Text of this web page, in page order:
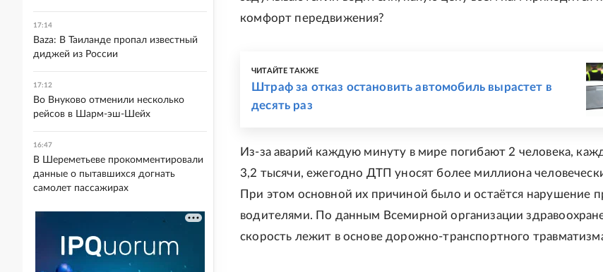
комфорт передвижения?
ЧИТАЙТЕ ТАКЖЕ
Штраф за отказ остановить автомобиль вырастет в
десять раз
Из-за аварий каждую минуту в мире погибают 2 человека,
3,2 тысячи, ежегодно ДТП уносят более миллиона
При этом основной их причиной было и остаётся нарушение
водителями. По данным Всемирной организации
скорость лежит в основе дорожно-транспортного
17:14
Baza: В Таиланде пропал известный
диджей из России
17:12
Во Внуково отменили несколько
рейсов в Шарм-эш-Шейх
16:47
В Шереметьеве прокомментировали
данные о пытавшихся догнать
самолет пассажирах